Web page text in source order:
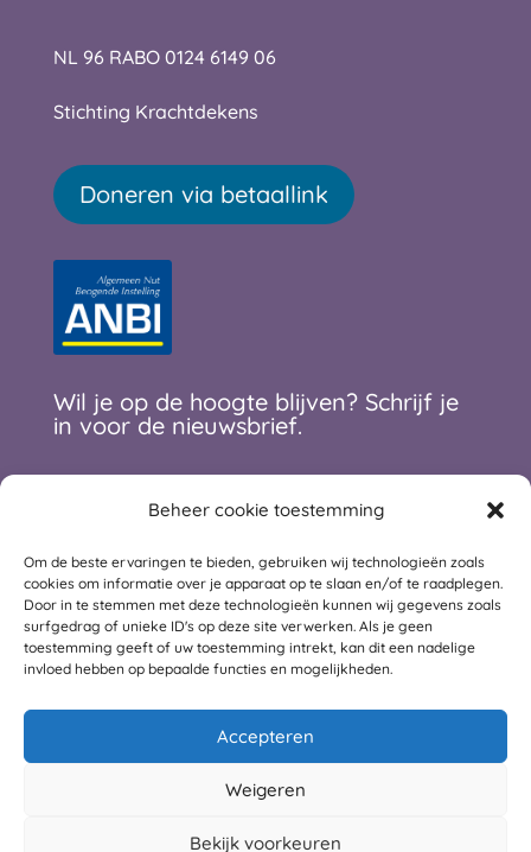
Beheer cookie toestemming
Om de beste ervaringen te bieden, gebruiken wij technologieën zoals
cookies om informatie over je apparaat op te slaan en/of te raadplegen.
Door in te stemmen met deze technologieën kunnen wij gegevens zoals
surfgedrag of unieke ID's op deze site verwerken. Als je geen
toestemming geeft of uw toestemming intrekt, kan dit een nadelige
invloed hebben op bepaalde functies en mogelijkheden.
Accepteren
Weigeren
Bekijk voorkeuren
NL 96 RABO 0124 6149 06
Stichting Krachtdekens
Doneren via betaallink
Wil je op de hoogte blijven? Schrijf je
in voor de nieuwsbrief.
E-mailadres *
Voornaam